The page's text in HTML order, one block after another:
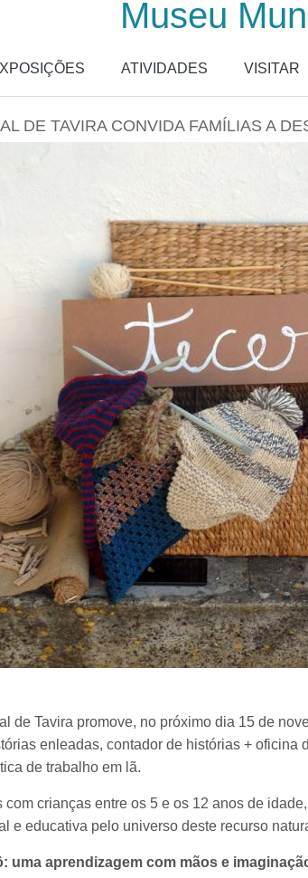
Museu
ATIVIDADES VISITAR
DE TAVIRA CONVIDA FAMÍLIAS A
Tavira promove, no próximo dia 15 de
enleadas, contador de histórias +
de trabalho em lã.
crianças entre os 5 e os 12 anos de
e educativa pelo universo deste recurso
uma aprendizagem com mãos e